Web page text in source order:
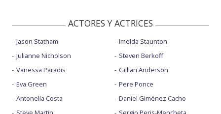
ACTORES Y ACTRICES
Jason Statham
Julianne Nicholson
Vanessa Paradis
Eva Green
Antonella Costa
Imelda Staunton
Steven Berkoff
Gillian Anderson
Pere Ponce
Daniel Giménez Cacho